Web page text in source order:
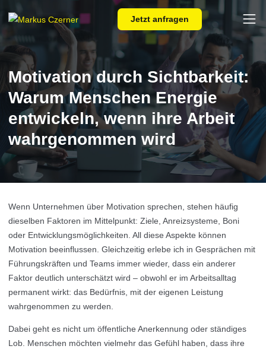
Jetzt anfragen
Motivation durch Sichtbarkeit:
Warum Menschen Energie
entwickeln, wenn ihre Arbeit
wahrgenommen wird
Wenn Unternehmen über Motivation sprechen, stehen häufig
dieselben Faktoren im Mittelpunkt: Ziele, Anreizsysteme, Boni
oder Entwicklungsmöglichkeiten. All diese Aspekte können
Motivation beeinflussen. Gleichzeitig erlebe ich in Gesprächen mit
Führungskräften und Teams immer wieder, dass ein anderer
Faktor deutlich unterschätzt wird – obwohl er im Arbeitsalltag
permanent wirkt: das Bedürfnis, mit der eigenen Leistung
wahrgenommen zu werden.
Dabei geht es nicht um öffentliche Anerkennung oder ständiges
Lob. Menschen möchten vielmehr das Gefühl haben, dass ihre